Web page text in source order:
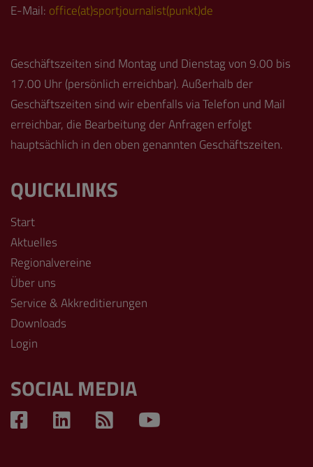
E-Mail: office(at)sportjournalist(punkt)de
Geschäftszeiten sind Montag und Dienstag von 9.00 bis
17.00 Uhr (persönlich erreichbar). Außerhalb der
Geschäftszeiten sind wir ebenfalls via Telefon und Mail
erreichbar, die Bearbeitung der Anfragen erfolgt
hauptsächlich in den oben genannten Geschäftszeiten.
QUICKLINKS
Start
Aktuelles
Regionalvereine
Über uns
Service & Akkreditierungen
Downloads
Login
SOCIAL MEDIA